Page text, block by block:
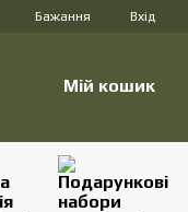
Бажання Вхід
Мій кошик